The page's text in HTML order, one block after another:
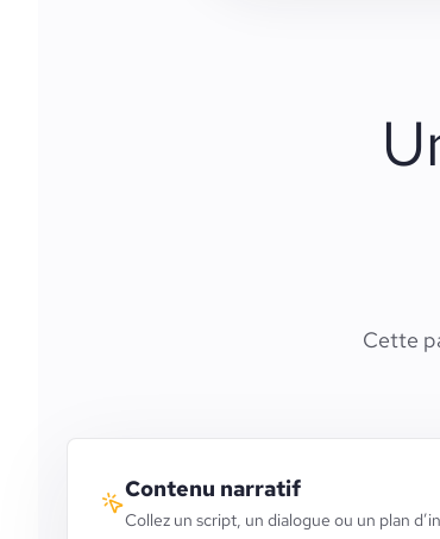
Cette
Contenu narratif
Collez un script, un dialogue ou un plan